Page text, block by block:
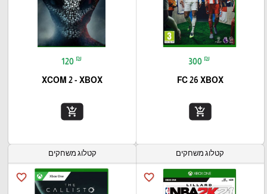
300 ₪
FC 26 XBOX
add_shopping_cart
120 ₪
XCOM 2 - XBOX
add_shopping_cart
קטלוג משחקים
favorite_border
קטלוג משחקים
favorite_border